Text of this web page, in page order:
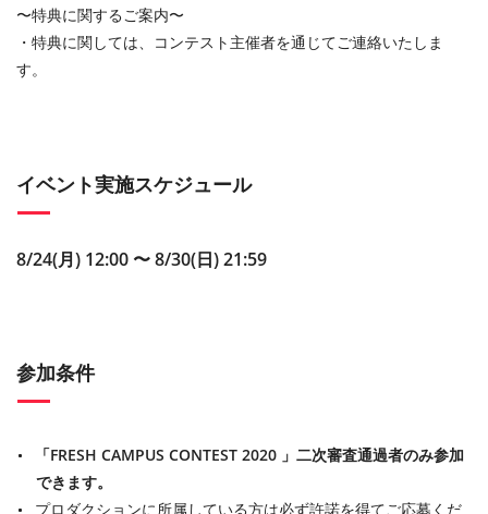
〜特典に関するご案内〜
・特典に関しては、コンテスト主催者を通じてご連絡いたしま
す。
イベント実施スケジュール
8/24(月) 12:00 〜 8/30(日) 21:59
参加条件
「FRESH CAMPUS CONTEST 2020 」二次審査通過者のみ参加
できます。
プロダクションに所属している方は必ず許諾を得てご応募くだ